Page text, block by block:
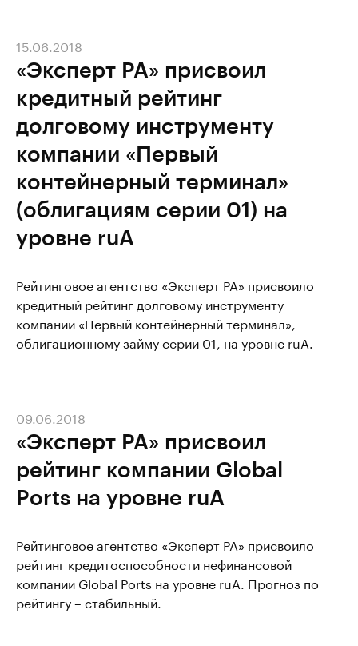
«Эксперт РА» присвоил
кредитный рейтинг
долговому инструменту
компании «Первый
контейнерный терминал»
(облигациям серии 01) на
уровне ruА
15.06.2018
Рейтинговое агентство «Эксперт РА» присвоило
кредитный рейтинг долговому инструменту
компании «Первый контейнерный терминал»,
облигационному займу серии 01, на уровне ruА.
«Эксперт РА» присвоил
рейтинг компании Global
Ports на уровне ruA
09.06.2018
Рейтинговое агентство «Эксперт РА» присвоило
рейтинг кредитоспособности нефинансовой
компании Global Ports на уровне ruA. Прогноз по
рейтингу – стабильный.